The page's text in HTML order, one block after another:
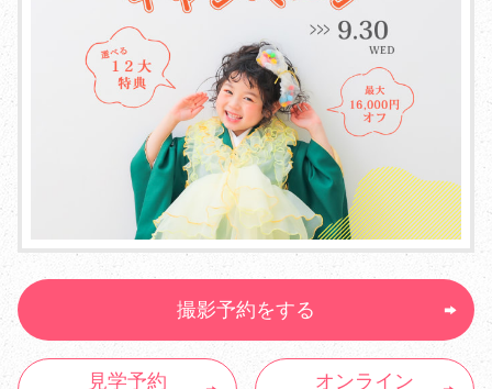
撮影予約をする
見学予約 オンライン